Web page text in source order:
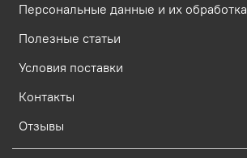
Персональные данные и их обработка
Полезные статьи
Условия поставки
Контакты
Отзывы